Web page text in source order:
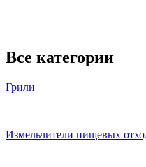
Все категории
Грили
Измельчители пищевых